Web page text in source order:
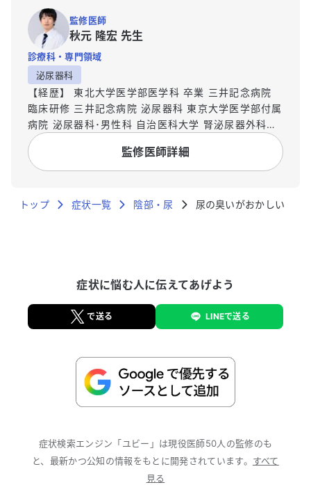
監修医師
秋元 隆宏 先生
診療科・専門領域
泌尿器科
【経歴】 東北大学医学部医学科 卒業 三井記念病院
臨床研修 三井記念病院 泌尿器科 東京大学医学部付属
病院 泌尿器科･男性科 自治医科大学 腎泌尿器外科学
講座 泌尿器科学部門 病院助教 琉球大学医学部システ
ム生理学講座 東京大学大学院医学系研究科 泌尿器外
科学
監修医師詳細
トップ 症状一覧 陰部・尿 尿の臭いがおかしい
症状に悩む人に伝えてあげよう
で送る LINEで送る
症状検索エンジン「ユビー」は現役医師50人の監修のも
と、最新かつ公知の情報をもとに開発されています。 すべて
見る